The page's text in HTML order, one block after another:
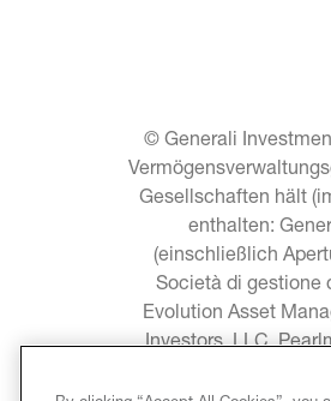
© Generali
Gesellschaften hält
enthalten:
(einschließlich
Società di gestione
Evolution Asset
Investors, LLC,